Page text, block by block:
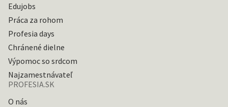
Edujobs
Práca za rohom
Profesia days
Chránené dielne
Výpomoc so srdcom
Najzamestnávateľ
PROFESIA.SK
O nás